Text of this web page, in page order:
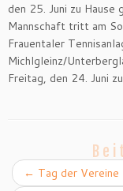
den 25. Juni zu
Mannschaft tritt am
Frauentaler
Michlgleinz/
Freitag, den 24. Juni
← Tag der